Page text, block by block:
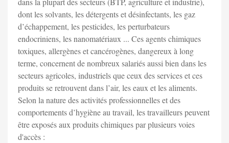
dont les solvants, les détergents et désinfectants, les gaz
d’échappement, les pesticides, les perturbateurs
endocriniens, les nanomatériaux ... Ces agents chimiques
toxiques, allergènes et cancérogènes, dangereux à long
terme, concernent de nombreux salariés aussi bien dans les
secteurs agricoles, industriels que ceux des services et ces
produits se retrouvent dans l’air, les eaux et les aliments.
Selon la nature des activités professionnelles et des
comportements d’hygiène au travail, les travailleurs peuvent
être exposés aux produits chimiques par plusieurs voies
d'accès :